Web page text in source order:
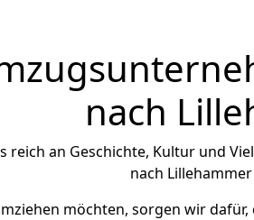
nach
reich an Geschichte, Kultur und
nach
möchten, sorgen wir